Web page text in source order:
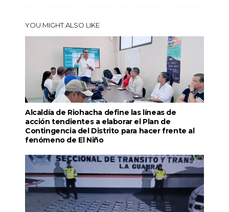
YOU MIGHT ALSO LIKE
Alcaldía de Riohacha define las líneas de
acción tendientes a elaborar el Plan de
Contingencia del Distrito para hacer frente al
fenómeno de El Niño